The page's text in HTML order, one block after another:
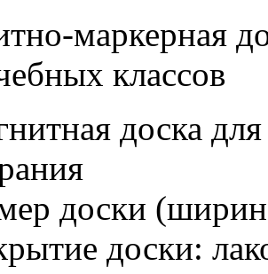
маркерная
классов
доска
доски
доски: